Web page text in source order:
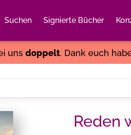
Suchen Signierte Bücher
uns doppelt. Dank euch
Reden